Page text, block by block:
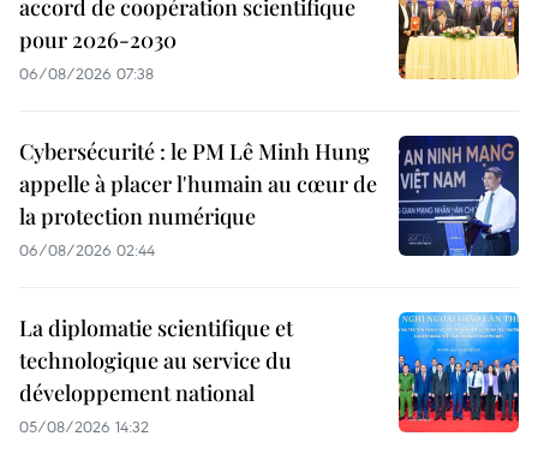
accord de coopération scientifique
pour 2026-2030
06/08/2026 07:38
Cybersécurité : le PM Lê Minh Hung
appelle à placer l'humain au cœur de
la protection numérique
06/08/2026 02:44
La diplomatie scientifique et
technologique au service du
développement national
05/08/2026 14:32